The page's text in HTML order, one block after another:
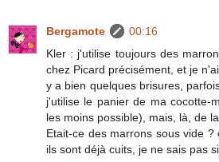
Bergamote
00:16
Kler : j'utilise toujours des
chez Picard précisément, et je
y a bien quelques brisures,
j'utilise le panier de ma cocotte-
les moins possible), mais, là, de
Etait-ce des marrons sous vide
ils sont déjà cuits, je ne sais pas